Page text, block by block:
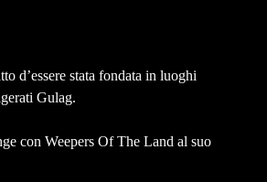
d’essere stata fondata in luoghi
Gulag.
con Weepers Of The Land al suo